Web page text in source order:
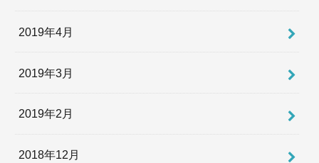
2019年4月
2019年3月
2019年2月
2018年12月